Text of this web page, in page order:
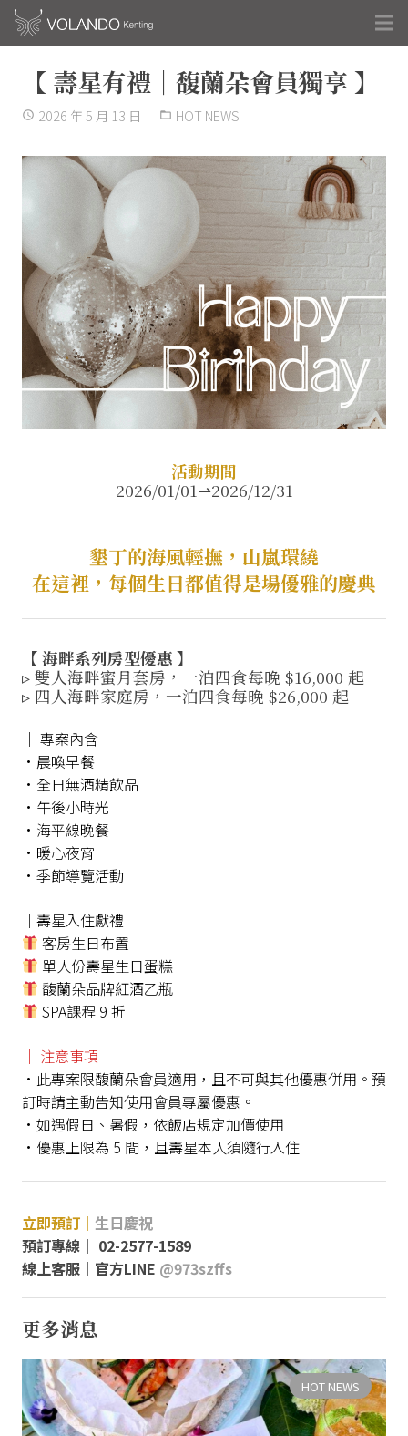
【 壽星有禮｜馥蘭朵會員獨享 】
access_time 2026 年 5 月 13 日 folder_open HOT NEWS
活動期間
2026/01/01⇀2026/12/31
墾丁的海風輕撫，山嵐環繞
在這裡，每個生日都值得是場優雅的慶典
【 海畔系列房型優惠 】
▹ 雙人海畔蜜月套房，一泊四食每晚 $16,000 起
▹ 四人海畔家庭房，一泊四食每晚 $26,000 起
│ 專案內含
•晨喚早餐
•全日無酒精飲品
•午後小時光
•海平線晚餐
•暖心夜宵
•季節導覽活動
│壽星入住獻禮
客房生日布置
單人份壽星生日蛋糕
馥蘭朵品牌紅酒乙瓶
SPA課程 9 折
│ 注意事項
•此專案限馥蘭朵會員適用，且不可與其他優惠併用。預
訂時請主動告知使用會員專屬優惠。
•如遇假日、暑假，依飯店規定加價使用
•優惠上限為 5 間，且壽星本人須隨行入住
立即預訂│ 生日慶祝
預訂專線│ 02-2577-1589
線上客服│官方LINE @973szffs
更多消息
HOT NEWS